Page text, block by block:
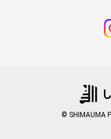
© SHIMAUMA